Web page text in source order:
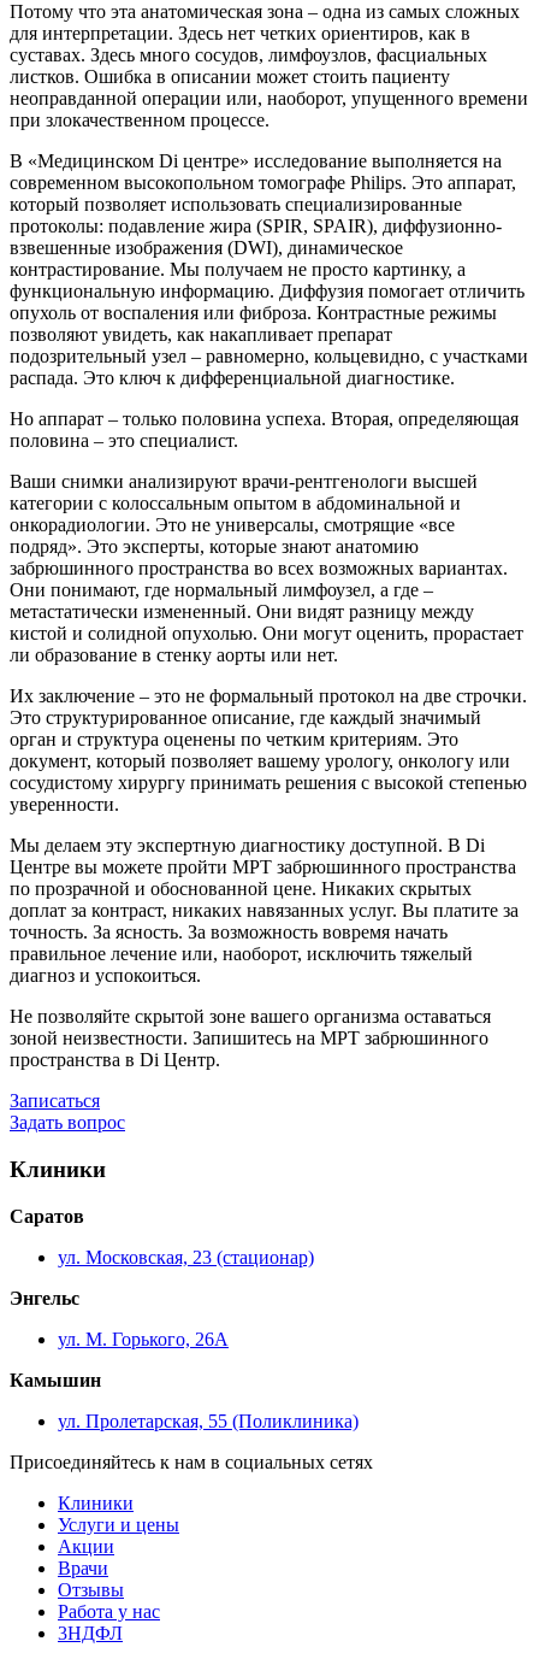
Потому что эта анатомическая зона – одна из самых сложных
для интерпретации. Здесь нет четких ориентиров, как в
суставах. Здесь много сосудов, лимфоузлов, фасциальных
листков. Ошибка в описании может стоить пациенту
неоправданной операции или, наоборот, упущенного времени
при злокачественном процессе.
В «Медицинском Di центре» исследование выполняется на
современном высокопольном томографе Philips. Это аппарат,
который позволяет использовать специализированные
протоколы: подавление жира (SPIR, SPAIR), диффузионно-
взвешенные изображения (DWI), динамическое
контрастирование. Мы получаем не просто картинку, а
функциональную информацию. Диффузия помогает отличить
опухоль от воспаления или фиброза. Контрастные режимы
позволяют увидеть, как накапливает препарат
подозрительный узел – равномерно, кольцевидно, с участками
распада. Это ключ к дифференциальной диагностике.
Но аппарат – только половина успеха. Вторая, определяющая
половина – это специалист.
Ваши снимки анализируют врачи-рентгенологи высшей
категории с колоссальным опытом в абдоминальной и
онкорадиологии. Это не универсалы, смотрящие «все
подряд». Это эксперты, которые знают анатомию
забрюшинного пространства во всех возможных вариантах.
Они понимают, где нормальный лимфоузел, а где –
метастатически измененный. Они видят разницу между
кистой и солидной опухолью. Они могут оценить, прорастает
ли образование в стенку аорты или нет.
Их заключение – это не формальный протокол на две строчки.
Это структурированное описание, где каждый значимый
орган и структура оценены по четким критериям. Это
документ, который позволяет вашему урологу, онкологу или
сосудистому хирургу принимать решения с высокой степенью
уверенности.
Мы делаем эту экспертную диагностику доступной. В Di
Центре вы можете пройти МРТ забрюшинного пространства
по прозрачной и обоснованной цене. Никаких скрытых
доплат за контраст, никаких навязанных услуг. Вы платите за
точность. За ясность. За возможность вовремя начать
правильное лечение или, наоборот, исключить тяжелый
диагноз и успокоиться.
Не позволяйте скрытой зоне вашего организма оставаться
зоной неизвестности. Запишитесь на МРТ забрюшинного
пространства в Di Центр.
Записаться
Задать вопрос
Клиники
Саратов
ул. Московская, 23 (стационар)
Энгельс
ул. М. Горького, 26А
Камышин
ул. Пролетарская, 55 (Поликлиника)
Присоединяйтесь к нам в социальных сетях
Клиники
Услуги и цены
Акции
Врачи
Отзывы
Работа у нас
3НДФЛ